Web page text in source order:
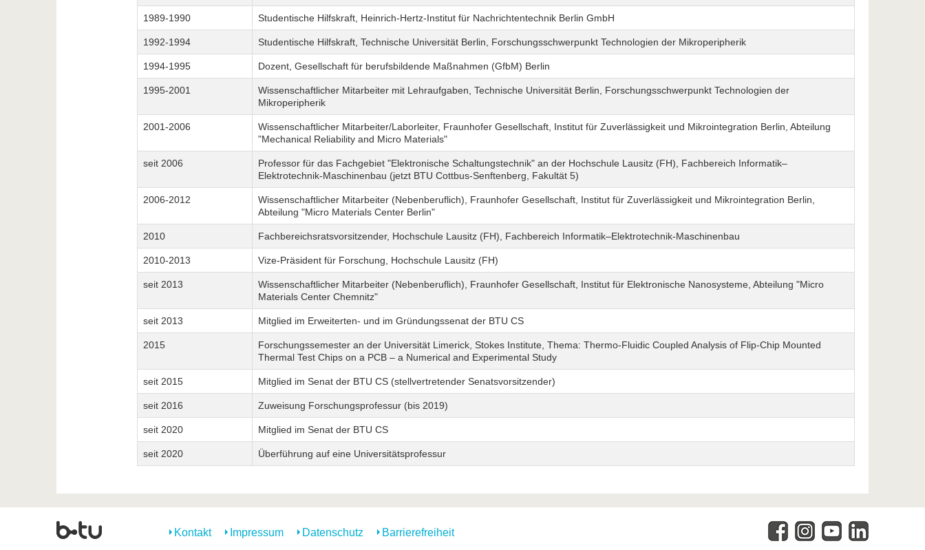
1989-1990 Studentische Hilfskraft, Heinrich-Hertz-Institut für Nachrichtentechnik Berlin GmbH
1992-1994 Studentische Hilfskraft, Technische Universität Berlin, Forschungsschwerpunkt Technologien der Mikroperipherik
1994-1995 Dozent, Gesellschaft für berufsbildende Maßnahmen (GfbM) Berlin
1995-2001
Wissenschaftlicher Mitarbeiter mit Lehraufgaben, Technische Universität Berlin, Forschungsschwerpunkt Technologien der
Mikroperipherik
2001-2006
Wissenschaftlicher Mitarbeiter/Laborleiter, Fraunhofer Gesellschaft, Institut für Zuverlässigkeit und Mikrointegration Berlin, Abteilung
"Mechanical Reliability and Micro Materials"
seit 2006
Professor für das Fachgebiet "Elektronische Schaltungstechnik" an der Hochschule Lausitz (FH), Fachbereich Informatik–
Elektrotechnik-Maschinenbau (jetzt BTU Cottbus-Senftenberg, Fakultät 5)
2006-2012
Wissenschaftlicher Mitarbeiter (Nebenberuflich), Fraunhofer Gesellschaft, Institut für Zuverlässigkeit und Mikrointegration Berlin,
Abteilung "Micro Materials Center Berlin"
2010 Fachbereichsratsvorsitzender, Hochschule Lausitz (FH), Fachbereich Informatik–Elektrotechnik-Maschinenbau
2010-2013 Vize-Präsident für Forschung, Hochschule Lausitz (FH)
seit 2013
Wissenschaftlicher Mitarbeiter (Nebenberuflich), Fraunhofer Gesellschaft, Institut für Elektronische Nanosysteme, Abteilung "Micro
Materials Center Chemnitz"
seit 2013 Mitglied im Erweiterten- und im Gründungssenat der BTU CS
2015
Forschungssemester an der Universität Limerick, Stokes Institute, Thema: Thermo-Fluidic Coupled Analysis of Flip-Chip Mounted
Thermal Test Chips on a PCB – a Numerical and Experimental Study
seit 2015 Mitglied im Senat der BTU CS (stellvertretender Senatsvorsitzender)
seit 2016 Zuweisung Forschungsprofessur (bis 2019)
seit 2020 Mitglied im Senat der BTU CS
seit 2020 Überführung auf eine Universitätsprofessur
Kontakt Impressum Datenschutz Barrierefreiheit